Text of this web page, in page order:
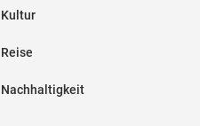
Kultur
Reise
Nachhaltigkeit